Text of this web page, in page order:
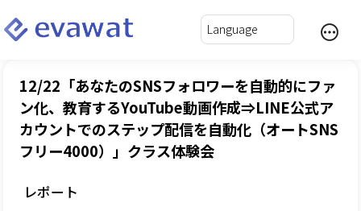
12/22「あなたのSNSフォロワーを自動的にファ
ン化、教育するYouTube動画作成⇒LINE公式ア
カウントでのステップ配信を自動化（オートSNS
フリー4000）」クラス体験会
レポート